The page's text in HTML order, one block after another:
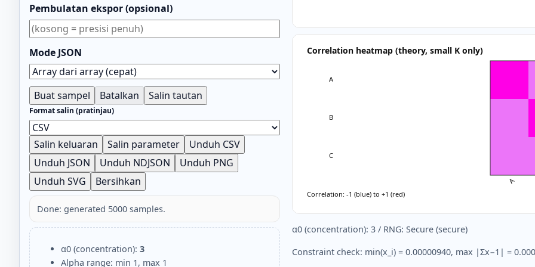
Pembulatan ekspor (opsional)
Mode JSON
Buat sampel Batalkan Salin tautan
Format salin (pratinjau)
Salin keluaran Salin parameter
Unduh CSV
Unduh JSON
Unduh NDJSON
Unduh PNG
Unduh SVG
Bersihkan
Done: generated 5000 samples.
α0 (concentration): 3
Alpha range: min 1, max 1
α0 (concentration): 3 / RNG: Secure (secure)
Constraint check: min(x_i) = 0.00000940, max |Σx−1| =